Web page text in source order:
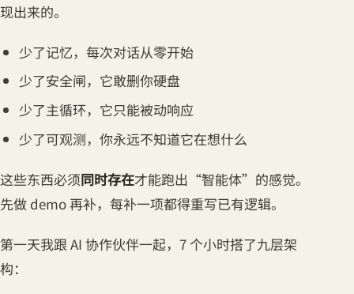
现出来的。
少了记忆，每次对话从零开始
少了安全闸，它敢删你硬盘
少了主循环，它只能被动响应
少了可观测，你永远不知道它在想什么
这些东西必须同时存在才能跑出“智能体”的感觉。
先做 demo 再补，每补一项都得重写已有逻辑。
第一天我跟 AI 协作伙伴一起，7 个小时搭了九层架
构：